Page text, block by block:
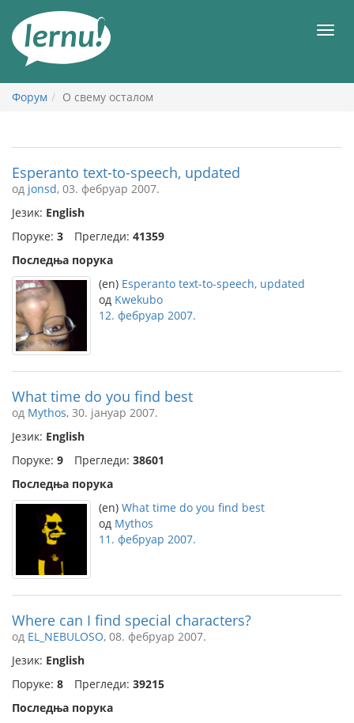
садржају
Форум О свему осталом
Esperanto text-to-speech, updated
од jonsd, 03. фебруар 2007.
Језик: English
Поруке: 3 Прегледи: 41359
Последња порука
(en) Esperanto text-to-speech, updated
од Kwekubo
12. фебруар 2007.
What time do you find best
од Mythos, 30. јануар 2007.
Језик: English
Поруке: 9 Прегледи: 38601
Последња порука
(en) What time do you find best
од Mythos
11. фебруар 2007.
Where can I find special characters?
од EL_NEBULOSO, 08. фебруар 2007.
Језик: English
Поруке: 8 Прегледи: 39215
Последња порука